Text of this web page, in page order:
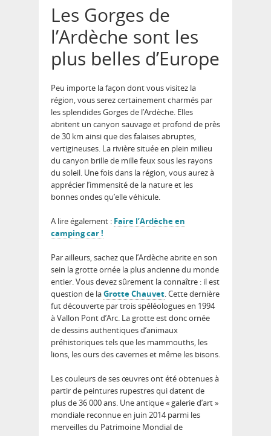
Les Gorges de
l’Ardèche sont les
plus belles d’Europe
Peu importe la façon dont vous visitez la
région, vous serez certainement charmés par
les splendides Gorges de l’Ardèche. Elles
abritent un canyon sauvage et profond de près
de 30 km ainsi que des falaises abruptes,
vertigineuses. La rivière située en plein milieu
du canyon brille de mille feux sous les rayons
du soleil. Une fois dans la région, vous aurez à
apprécier l’immensité de la nature et les
bonnes ondes qu’elle véhicule.
A lire également : Faire l’Ardèche en
camping car !
Par ailleurs, sachez que l’Ardèche abrite en son
sein la grotte ornée la plus ancienne du monde
entier. Vous devez sûrement la connaître : il est
question de laGrotte Chauvet. Cette dernière
fut découverte par trois spéléologues en 1994
à Vallon Pont d’Arc. La grotte est donc ornée
de dessins authentiques d’animaux
préhistoriques tels que les mammouths, les
lions, les ours des cavernes et même les bisons.
Les couleurs de ses œuvres ont été obtenues à
partir de peintures rupestres qui datent de
plus de 36 000 ans. Une antique « galerie d’art »
mondiale reconnue en juin 2014 parmi les
merveilles du Patrimoine Mondial de